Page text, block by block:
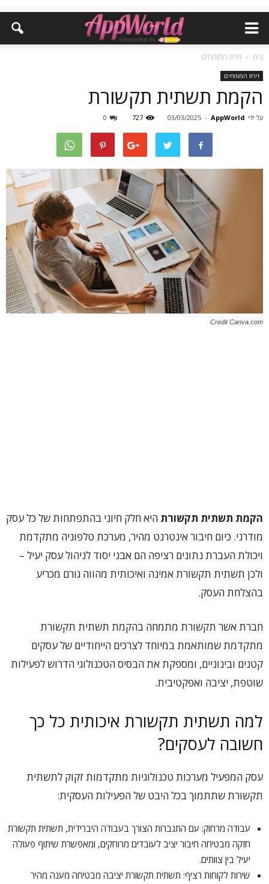
בית זירת המומחים
זירת המומחים
הקמת תשתית תקשורת
על ידי AppWorld
-
03/03/2025
727
0
Credit Canva.com
הקמת תשתית תקשורת היא חלק חיוני בהתפתחות של כל עסק
מודרני. כיום חיבור אינטרנט מהיר, מערכת טלפוניה מתקדמת
ויכולת העברת נתונים רציפה הם אבני יסוד לניהול עסק יעיל –
ולכן תשתית תקשורת אמינה ואיכותית מהווה גורם מכריע
בהצלחת העסק.
חברת אשר תקשורת מתמחה בהקמת תשתית תקשורת
מתקדמת שמותאמת במיוחד לצרכים הייחודיים של עסקים
קטנים ובינוניים, ומספקת את הבסיס הטכנולוגי הדרוש לפעילות
שוטפת, יציבה ואפקטיבית.
למה תשתית תקשורת איכותית כל כך
חשובה לעסקים?
עסק המפעיל מערכות טכנולוגיות מתקדמות זקוק לתשתית
תקשורת שתתמוך בכל היבט של הפעילות העסקית:
עבודה מרחוק: עם התגברות הצורך בעבודה היברידית, תשתית תקשורת
חזקה מבטיחה חיבור יציב לעובדים מרוחקים, ומאפשרת שיתוף פעולה
יעיל בין צוותים.
שירות לקוחות רציף: תשתית תקשורת יציבה מבטיחה מענה מהיר